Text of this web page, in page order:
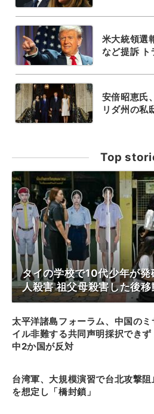
米大統領選
など提訴 ト
安倍昭恵氏
リダ州の私
Top
タイの学校で10代少年が
人殺害 祖父母殺害した後移
太平洋諸島フォーラム、中国のミ
イル非難する共同声明採択できず
中2か国が反対
台湾軍、大規模演習で台北攻撃阻
を想定し「橋封鎖」